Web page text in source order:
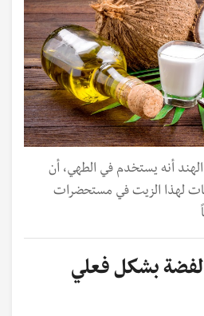
أنه يستخدم في الطهي، أن
لهذا الزيت في مستحضرات
بشكل فعلي